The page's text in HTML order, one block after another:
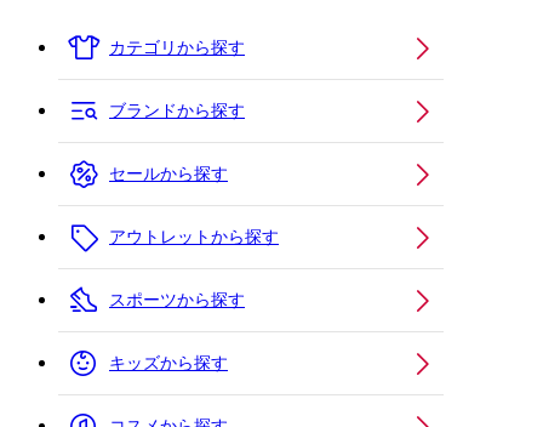
カテゴリから探す
ブランドから探す
セールから探す
アウトレットから探す
スポーツから探す
キッズから探す